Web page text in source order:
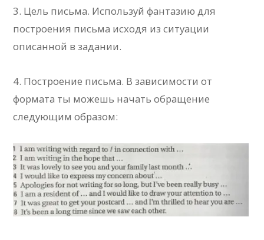
3. Цель письма. Используй фантазию для
построения письма исходя из ситуации
описанной в задании.
4. Построение письма. В зависимости от
формата ты можешь начать обращение
следующим образом: